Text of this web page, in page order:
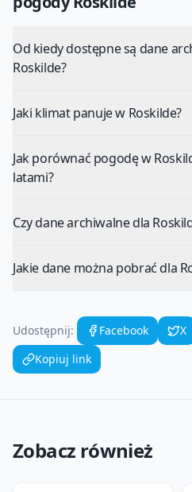
Od kiedy dostępne są dane
Roskilde?
Jaki klimat panuje w Roskilde?
Jak porównać pogodę w
latami?
Czy dane archiwalne dla
Jakie dane można pobrać dla
Udostępnij: Facebook X
Kopiuj link
Zobacz również